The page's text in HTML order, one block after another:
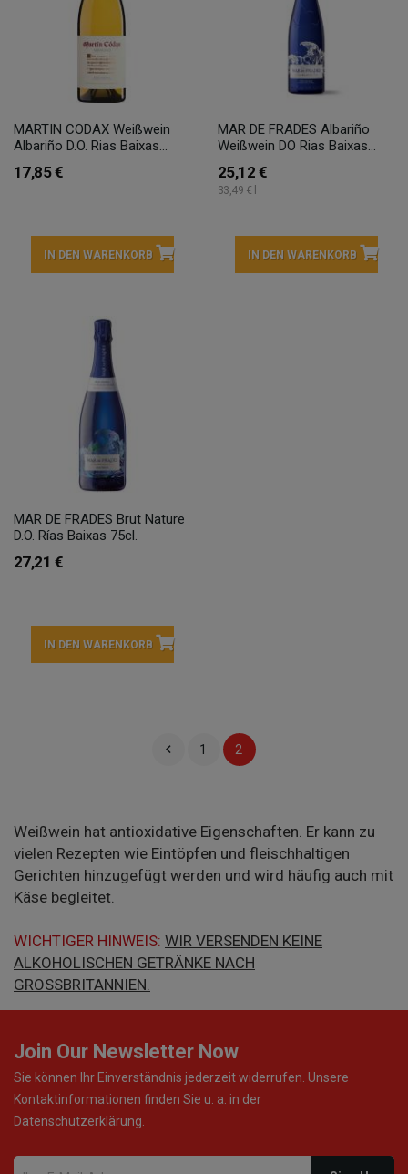
MARTIN CODAX Weißwein
Albariño D.O. Rias Baixas...
17,85 €
IN DEN WARENKORB
MAR DE FRADES Albariño
Weißwein DO Rias Baixas...
25,12 €
33,49 € l
IN DEN WARENKORB
MAR DE FRADES Brut Nature
D.O. Rías Baixas 75cl.
27,21 €
IN DEN WARENKORB
 1 2
Weißwein hat antioxidative Eigenschaften. Er kann zu
vielen Rezepten wie Eintöpfen und fleischhaltigen
Gerichten hinzugefügt werden und wird häufig auch mit
Käse begleitet.
WICHTIGER HINWEIS: WIR VERSENDEN KEINE
ALKOHOLISCHEN GETRÄNKE NACH
GROSSBRITANNIEN.
Join Our Newsletter Now
Sie können Ihr Einverständnis jederzeit widerrufen. Unsere
Kontaktinformationen finden Sie u. a. in der
Datenschutzerklärung.